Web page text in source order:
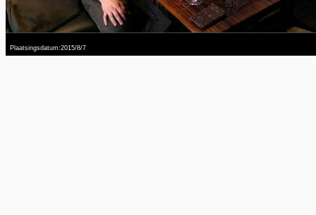
Plaatsingsdatum:2015/8/7